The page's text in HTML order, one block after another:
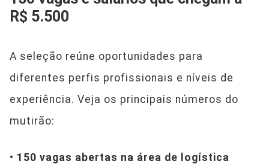
R$ 5.500
A seleção reúne oportunidades para
diferentes perfis profissionais e níveis de
experiência. Veja os principais números do
mutirão:
• 150 vagas abertas na área de logística